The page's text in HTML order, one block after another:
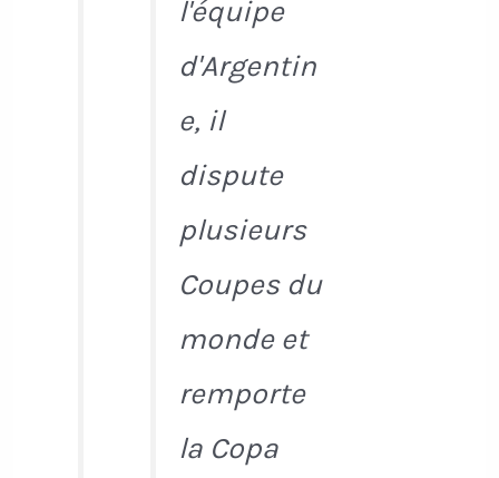
l'équipe
d'Argentin
e, il
dispute
plusieurs
Coupes du
monde et
remporte
la Copa